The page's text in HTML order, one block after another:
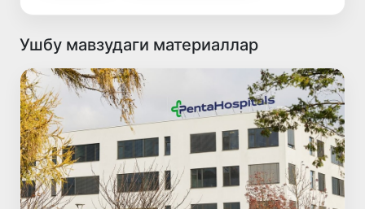
Ушбу мавзудаги материаллар